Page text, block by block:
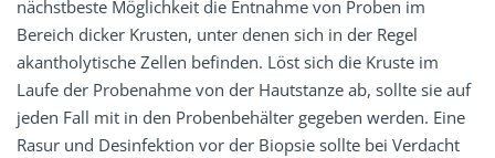
nächstbeste Möglichkeit die Entnahme von Proben im
Bereich dicker Krusten, unter denen sich in der Regel
akantholytische Zellen befinden. Löst sich die Kruste im
Laufe der Probenahme von der Hautstanze ab, sollte sie auf
jeden Fall mit in den Probenbehälter gegeben werden. Eine
Rasur und Desinfektion vor der Biopsie sollte bei Verdacht